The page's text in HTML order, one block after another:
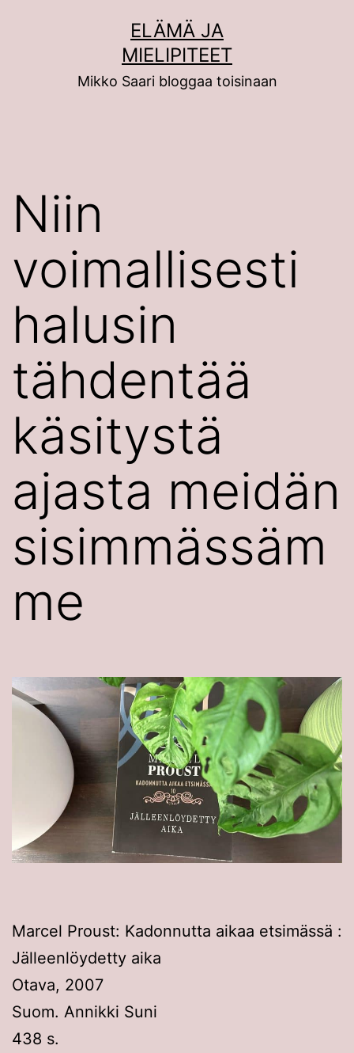
ELÄMÄ JA
MIELIPITEET
Mikko Saari bloggaa toisinaan
Niin
voimallisesti
halusin
tähdentää
käsitystä
ajasta meidän
sisimmässäm
me
Marcel Proust: Kadonnutta aikaa etsimässä :
Jälleenlöydetty aika
Otava, 2007
Suom. Annikki Suni
438 s.